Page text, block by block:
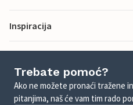
Inspiracija
Trebate pomoć?
Ako ne možete pronaći tražene
pitanjima, naš će vam tim rado